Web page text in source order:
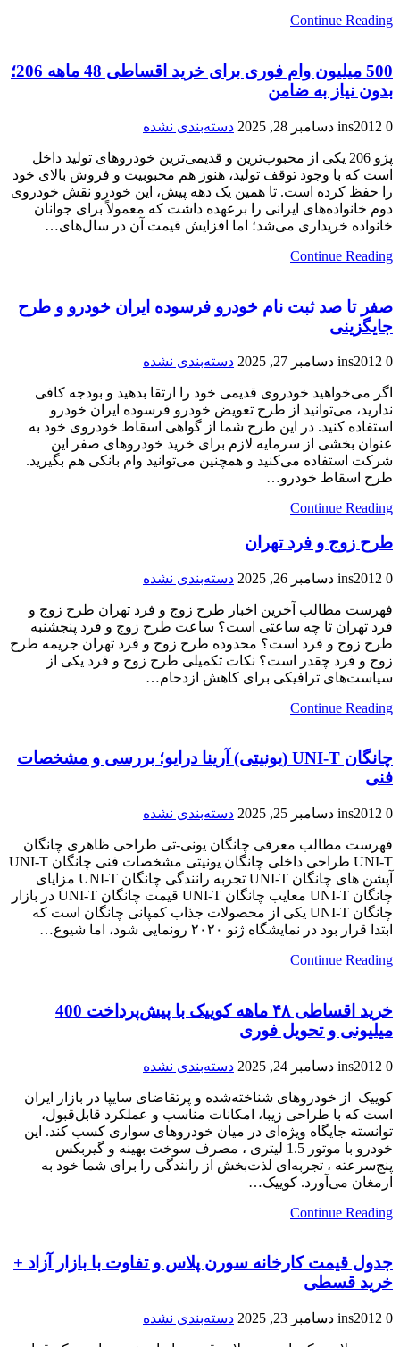
Continue Reading
500 میلیون وام فوری برای خرید اقساطی 48 ماهه 206؛
بدون نیاز به ضامن
ins2012 0 دسامبر 28, 2025 دسته‌بندی نشده
پژو 206 یکی از محبوب‌ترین و قدیمی‌ترین خودروهای تولید داخل
است که با وجود توقف تولید، هنوز هم محبوبیت و فروش بالای خود
را حفظ کرده است. تا همین یک دهه پیش، این خودرو نقش خودروی
دوم خانواده‌های ایرانی را برعهده داشت که معمولاً برای جوانان
خانواده خریداری می‌شد؛ اما افزایش قیمت آن در سال‌های…
Continue Reading
صفر تا صد ثبت نام خودرو فرسوده ایران خودرو و طرح
جایگزینی
ins2012 0 دسامبر 27, 2025 دسته‌بندی نشده
اگر می‌خواهید خودروی قدیمی خود را ارتقا بدهید و بودجه کافی
ندارید، می‌توانید از طرح تعویض خودرو فرسوده ایران خودرو
استفاده کنید. در این طرح شما از گواهی اسقاط خودروی خود به
عنوان بخشی از سرمایه لازم برای خرید خودروهای صفر این
شرکت استفاده می‌کنید و همچنین می‌توانید وام بانکی هم بگیرید.
طرح اسقاط خودرو…
Continue Reading
طرح زوج و فرد تهران
ins2012 0 دسامبر 26, 2025 دسته‌بندی نشده
فهرست مطالب آخرین اخبار طرح زوج و فرد تهران طرح زوج و
فرد تهران تا چه ساعتی است؟ ساعت طرح زوج و فرد پنجشنبه
طرح زوج و فرد است؟ محدوده طرح زوج و فرد تهران جریمه طرح
زوج و فرد چقدر است؟ نکات تکمیلی طرح زوج و فرد یکی از
سیاست‌های ترافیکی برای کاهش ازدحام…
Continue Reading
چانگان UNI-T (یونیتی) آرینا درایو؛ بررسی و مشخصات
فنی
ins2012 0 دسامبر 25, 2025 دسته‌بندی نشده
فهرست مطالب معرفی چانگان یونی-تی طراحی ظاهری چانگان
UNI-T طراحی داخلی چانگان یونیتی مشخصات فنی چانگان UNI-T
آپشن های چانگان UNI-T تجربه رانندگی چانگان UNI-T مزایای
چانگان UNI-T معایب چانگان UNI-T قیمت چانگان UNI-T در بازار
چانگان UNI-T یکی از محصولات جذاب کمپانی چانگان است که
ابتدا قرار بود در نمایشگاه ژنو ۲۰۲۰ رونمایی شود، اما شیوع…
Continue Reading
خرید اقساطی ۴۸ ماهه کوییک با پیش‌پرداخت 400
میلیونی و تحویل فوری
ins2012 0 دسامبر 24, 2025 دسته‌بندی نشده
کوییک از خودروهای شناخته‌شده و پرتقاضای سایپا در بازار ایران
است که با طراحی زیبا، امکانات مناسب و عملکرد قابل‌قبول،
توانسته جایگاه ویژه‌ای در میان خودروهای سواری کسب کند. این
خودرو با موتور 1.5 لیتری ، مصرف سوخت بهینه و گیربکس
پنج‌سرعته ، تجربه‌ای لذت‌بخش از رانندگی را برای شما خود به
ارمغان می‌آورد. کوییک…
Continue Reading
جدول قیمت کارخانه سورن پلاس و تفاوت با بازار آزاد +
خرید قسطی
ins2012 0 دسامبر 23, 2025 دسته‌بندی نشده